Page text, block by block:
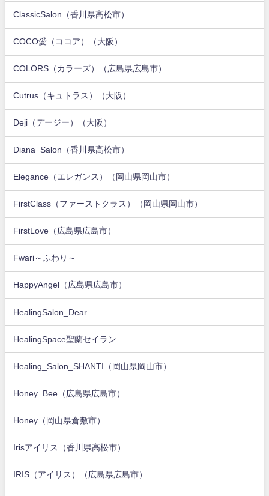
ClassicSalon（香川県高松市）
COCO愛（ココア）（大阪）
COLORS（カラーズ）（広島県広島市）
Cutrus（キュトラス）（大阪）
Deji（デージー）（大阪）
Diana_Salon（香川県高松市）
Elegance（エレガンス）（岡山県岡山市）
FirstClass（ファーストクラス）（岡山県岡山市）
FirstLove（広島県広島市）
Fwari～ふわり～
HappyAngel（広島県広島市）
HealingSalon_Dear
HealingSpace聖蘭セイラン
Healing_Salon_SHANTI（岡山県岡山市）
Honey_Bee（広島県広島市）
Honey（岡山県倉敷市）
Irisアイリス（香川県高松市）
IRIS（アイリス）（広島県広島市）